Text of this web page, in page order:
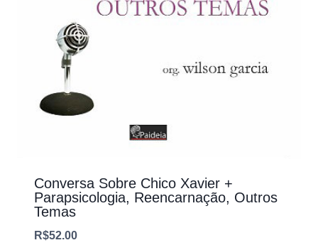
Conversa Sobre Chico Xavier +
Parapsicologia, Reencarnação, Outros
Temas
R$52.00